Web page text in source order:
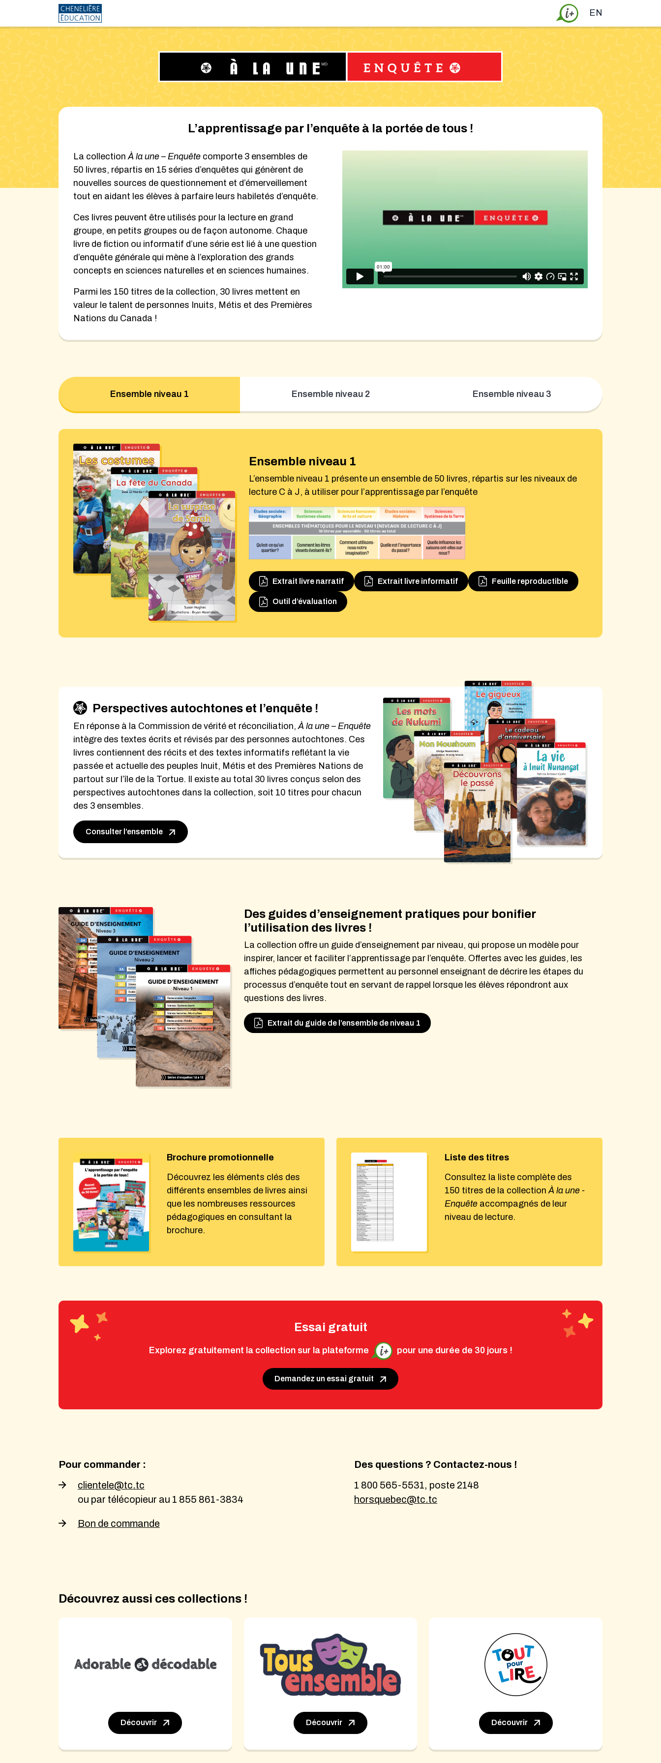
English
EN
À la une - Enquête
L’apprentissage par l’enquête à la portée de tous !
La collectionÀ la une – Enquête comporte 3 ensembles de
50 livres, répartis en 15 séries d’enquêtes qui génèrent de
nouvelles sources de questionnement et d’émerveillement
tout en aidant les élèves à parfaire leurs habiletés d’enquête.
Ces livres peuvent être utilisés pour la lecture en grand
groupe, en petits groupes ou de façon autonome. Chaque
livre de fiction ou informatif d’une série est lié à une question
d’enquête générale qui mène à l’exploration des grands
concepts en sciences naturelles et en sciences humaines.
Parmi les 150 titres de la collection, 30 livres mettent en
valeur le talent de personnes Inuits, Métis et des Premières
Nations du Canada !
Ensemble niveau 1 Ensemble niveau 2 Ensemble niveau 3
Ensemble niveau 1
L’ensemble niveau 1 présente un ensemble de 50 livres, répartis sur les niveaux de
lecture C à J, à utiliser pour l’apprentissage par l’enquête
Extrait livre narratif Extrait livre informatif Feuille reproductible
Outil d’évaluation
Perspectives autochtones et l’enquête !
En réponse à la Commission de vérité et réconciliation,À la une – Enquête
intègre des textes écrits et révisés par des personnes autochtones. Ces
livres contiennent des récits et des textes informatifs reflétant la vie
passée et actuelle des peuples Inuit, Métis et des Premières Nations de
partout sur l’île de la Tortue. Il existe au total 30 livres conçus selon des
perspectives autochtones dans la collection, soit 10 titres pour chacun
des 3 ensembles.
Consulter l’ensemble
Des guides d’enseignement pratiques pour bonifier
l’utilisation des livres !
La collection offre un guide d’enseignement par niveau, qui propose un modèle pour
inspirer, lancer et faciliter l’apprentissage par l’enquête. Offertes avec les guides, les
affiches pédagogiques permettent au personnel enseignant de décrire les étapes du
processus d’enquête tout en servant de rappel lorsque les élèves répondront aux
questions des livres.
Extrait du guide de l’ensemble de niveau 1
Brochure promotionnelle
Découvrez les éléments clés des
différents ensembles de livres ainsi
que les nombreuses ressources
pédagogiques en consultant la
brochure.
Liste des titres
Consultez la liste complète des
150 titres de la collectionÀ la une -
Enquête accompagnés de leur
niveau de lecture.
Essai gratuit
Explorez gratuitement la collection sur la plateforme pour une durée de 30 jours !
Demandez un essai gratuit
Pour commander :
clientele@tc.tc
ou par télécopieur au 1 855 861-3834
Bon de commande
Des questions ? Contactez-nous !
1 800 565-5531, poste 2148
horsquebec@tc.tc
Découvrez aussi ces collections !
Découvrir Découvrir Découvrir